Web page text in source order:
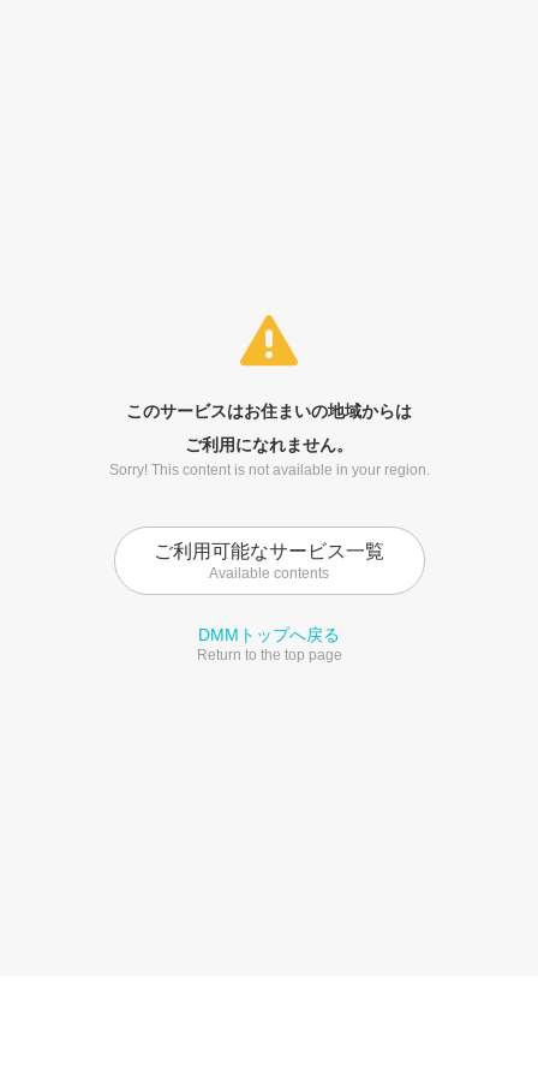
このサービスはお住まいの地域からは
ご利用になれません。
Sorry! This content is not available in your region.
ご利用可能なサービス一覧
Available contents
DMMトップへ戻る
Return to the top page